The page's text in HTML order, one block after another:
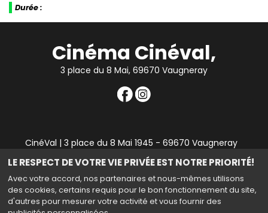
LE RESPECT DE VOTRE VIE PRIVÉE EST NOTRE PRIORITÉ!
Avec votre accord, nos partenaires et nous-mêmes utilisons
des cookies, certains requis pour le bon fonctionnement du site,
d'autres pour mesurer votre activité et vous fournir des
Durée :
Cinéma Cinéval,
3 place du 8 Mai, 69670 Vaugneray
CinéVal | 3 place du 8 Mai 1945 - 69670 Vaugneray
|Mentions légales|Contact|RGPD| Tel : 04 78 45 94